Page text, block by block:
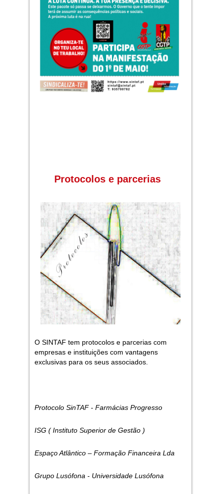
Protocolos e parcerias
O SINTAF tem protocolos e parcerias com
empresas e instituições com vantagens
exclusivas para os seus associados.
Protocolo SinTAF - Farmácias Progresso
ISG ( Instituto Superior de Gestão )
Espaço Atlântico – Formação Financeira Lda
Grupo Lusófona - Universidade Lusófona